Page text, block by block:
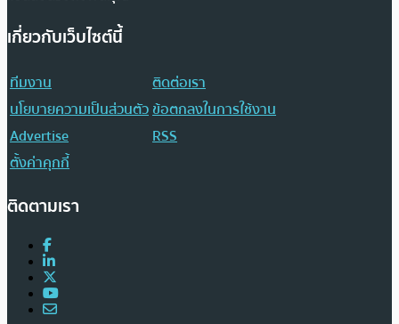
เกี่ยวกับเว็บไซต์นี้
ทีมงาน
ติดต่อเรา
นโยบายความเป็นส่วนตัวข้อตกลงในการใช้งาน
Advertise
RSS
ตั้งค่าคุกกี้
ติดตามเรา